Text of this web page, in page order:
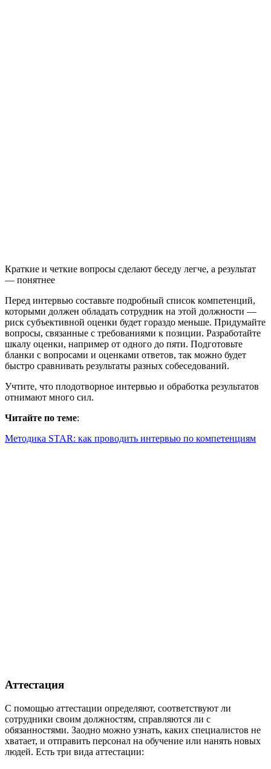
Краткие и четкие вопросы сделают беседу легче, а результат
— понятнее
Перед интервью составьте подробный список компетенций,
которыми должен обладать сотрудник на этой должности —
риск субъективной оценки будет гораздо меньше. Придумайте
вопросы, связанные с требованиями к позиции. Разработайте
шкалу оценки, например от одного до пяти. Подготовьте
бланки с вопросами и оценками ответов, так можно будет
быстро сравнивать результаты разных собеседований.
Учтите, что плодотворное интервью и обработка результатов
отнимают много сил.
Читайте по теме:
Методика STAR: как проводить интервью по компетенциям
Аттестация
С помощью аттестации определяют, соответствуют ли
сотрудники своим должностям, справляются ли с
обязанностями. Заодно можно узнать, каких специалистов не
хватает, и отправить персонал на обучение или нанять новых
людей. Есть три вида аттестации: